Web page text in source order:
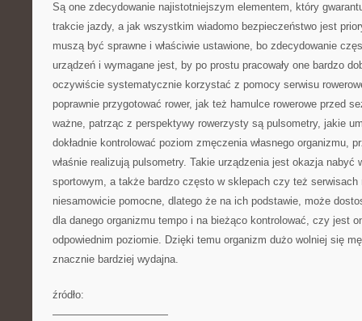
Są one zdecydowanie najistotniejszym elementem, który
trakcie jazdy, a jak wszystkim wiadomo bezpieczeństwo jest
muszą być sprawne i właściwie ustawione, bo zdecydowanie
urządzeń i wymagane jest, by po prostu pracowały one bardzo
oczywiście systematycznie korzystać z pomocy serwisu
poprawnie przygotować rower, jak też hamulce rowerowe przed
ważne, patrząc z perspektywy rowerzysty są pulsometry, jakie
dokładnie kontrolować poziom zmęczenia własnego organizmu,
właśnie realizują pulsometry. Takie urządzenia jest okazja nabyć
sportowym, a także bardzo często w sklepach czy też serwisach
niesamowicie pomocne, dlatego że na ich podstawie, może
dla danego organizmu tempo i na bieżąco kontrolować, czy jest
odpowiednim poziomie. Dzięki temu organizm dużo wolniej się
znacznie bardziej wydajna.
źródło:
———————————